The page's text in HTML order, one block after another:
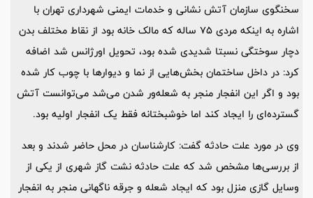
سخنگوی سازمان آتش نشانی و خدمات ایمنی شهرداری تهران با
اشاره به اینکه مردی 75 ساله که مالک خانه بود از نقاط مختلف بدن
دچار سوختگی نسبتا شدیدی شده بود، تحویل اورژانس شد اضافه
کرد: در داخل ساختمان بخش‌هایی از نما و دیوارها با چوب کار شده
بود و اگر این انفجار منجر به شعله‌ور شدن می‌شد می‌توانست آتش
گسترده‌ای را ایجاد کند اما خوشبختانه فقط یک انفجار اولیه بود.
وی در مورد علت حادثه گفت: کارشناسان در محل حاضر شدند و بعد
از بررسی‌ها مشخص شد که علت حادثه نشت گاز شهری از یکی از
وسایل گازی منزل بود که ایجاد شعله و جرقه ناگهانی منجر به انفجار